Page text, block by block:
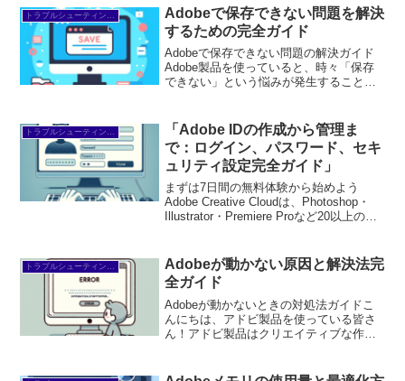
要です。この記事では、初心者の方が抱
える悩みをスッキリ...
Adobeで保存できない問題を解決
するための完全ガイド
Adobeで保存できない問題の解決ガイド
Adobe製品を使っていると、時々「保存
できない」という悩みが発生することが
きるのか分からず、ストレスが溜まるこ
とも。そこで、今...
トラブルシューティング/FAQ
「Adobe IDの作成から管理ま
で：ログイン、パスワード、セキ
ュリティ設定完全ガイド」
まずは7日間の無料体験から始めよう
Adobe Creative Cloudは、Photoshop・
Illustrator・Premiere Proなど20以上のア
→※...
トラブルシューティング/FAQ
Adobeが動かない原因と解決法完
全ガイド
Adobeが動かないときの対処法ガイドこ
んにちは、アドビ製品を使っている皆さ
ん！アドビ製品はクリエイティブな作業
ね。そんな時に役立つ対処法をプロの目